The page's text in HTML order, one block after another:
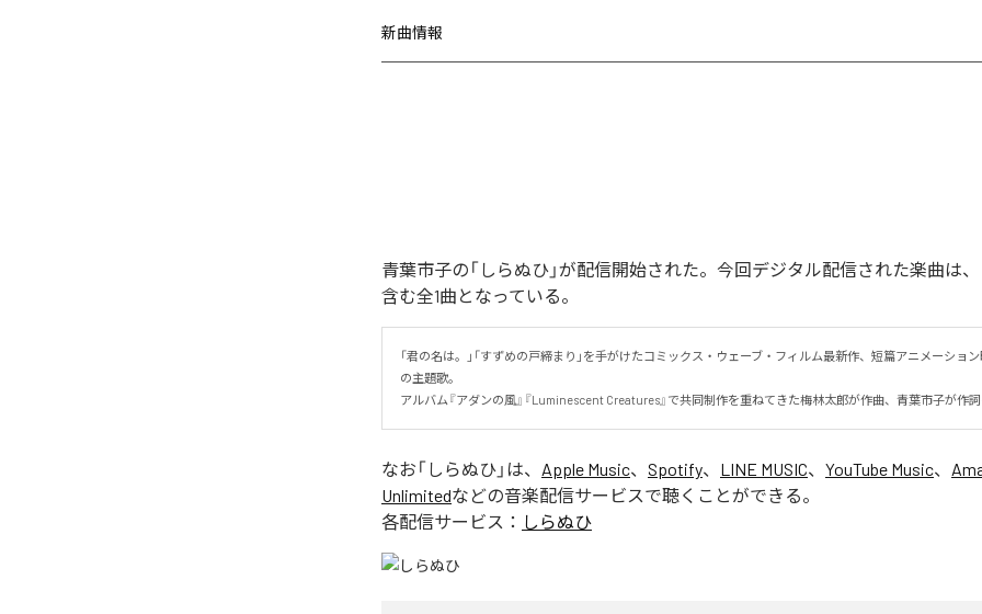
新曲情報
青葉市子の「しらぬひ」が配信開始された。今回デジタル配信された楽曲は、
含む全1曲となっている。
「君の名は。」「すずめの戸締まり」を手がけたコミックス・ウェーブ・フィルム最新作、短篇アニメーション
の主題歌。
アルバム『アダンの風』『Luminescent Creatures』で共同制作を重ねてきた梅林太郎が作曲、青葉市子が作
なお「しらぬひ 」は、 Apple Music、 Spotify、 LINE MUSIC、 YouTube Music、
Unlimitedなどの音楽配信サービスで聴くことができる。
各配信サービス： しらぬひ